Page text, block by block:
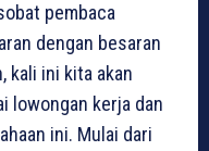
pembaca
dengan besaran
kali ini kita akan
lowongan kerja dan
ini. Mulai dari